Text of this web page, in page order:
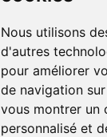
Nous utilisons
d'autres
pour améliorer
de navigation
vous montrer un
personnalisé et